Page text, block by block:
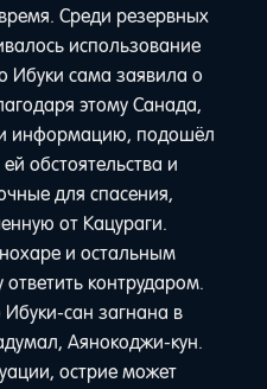
Среди резервных
использование
Ибуки сама заявила о
этому Санада,
информацию, подошёл
обстоятельства и
для спасения,
от Кацураги.
и остальным
контрударом.
сан загнана в
Аянокоджи-кун.
острие может